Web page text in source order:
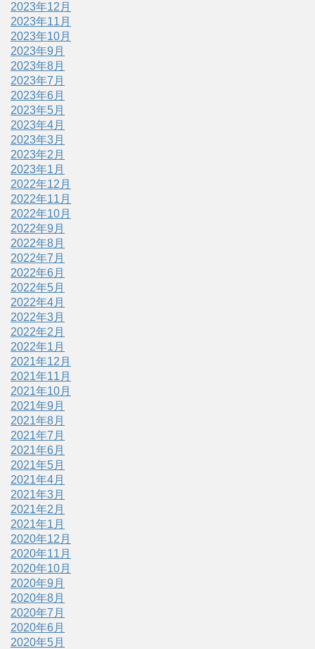
2023年12月
2023年11月
2023年10月
2023年9月
2023年8月
2023年7月
2023年6月
2023年5月
2023年4月
2023年3月
2023年2月
2023年1月
2022年12月
2022年11月
2022年10月
2022年9月
2022年8月
2022年7月
2022年6月
2022年5月
2022年4月
2022年3月
2022年2月
2022年1月
2021年12月
2021年11月
2021年10月
2021年9月
2021年8月
2021年7月
2021年6月
2021年5月
2021年4月
2021年3月
2021年2月
2021年1月
2020年12月
2020年11月
2020年10月
2020年9月
2020年8月
2020年7月
2020年6月
2020年5月